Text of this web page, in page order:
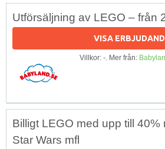
Utförsäljning av LEGO – från
VISA
Villkor: -. Mer från:
Billigt LEGO med upp till 40%
Star Wars mfl